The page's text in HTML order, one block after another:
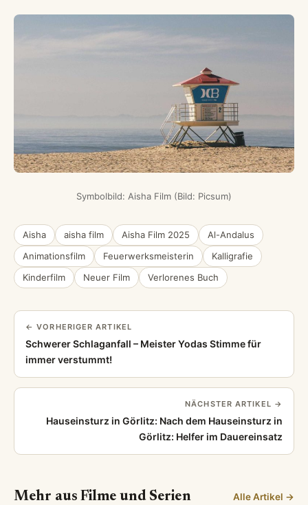
Symbolbild: Aisha Film (Bild: Picsum)
Aisha aisha film Aisha Film 2025
Al-Andalus
Animationsfilm
Feuerwerksmeisterin
Kalligrafie
Kinderfilm
Neuer Film Verlorenes Buch
← VORHERIGER ARTIKEL
Schwerer Schlaganfall – Meister Yodas Stimme für
immer verstummt!
NÄCHSTER ARTIKEL →
Hauseinsturz in Görlitz: Nach dem Hauseinsturz in
Görlitz: Helfer im Dauereinsatz
Mehr aus Filme und Serien Alle Artikel →